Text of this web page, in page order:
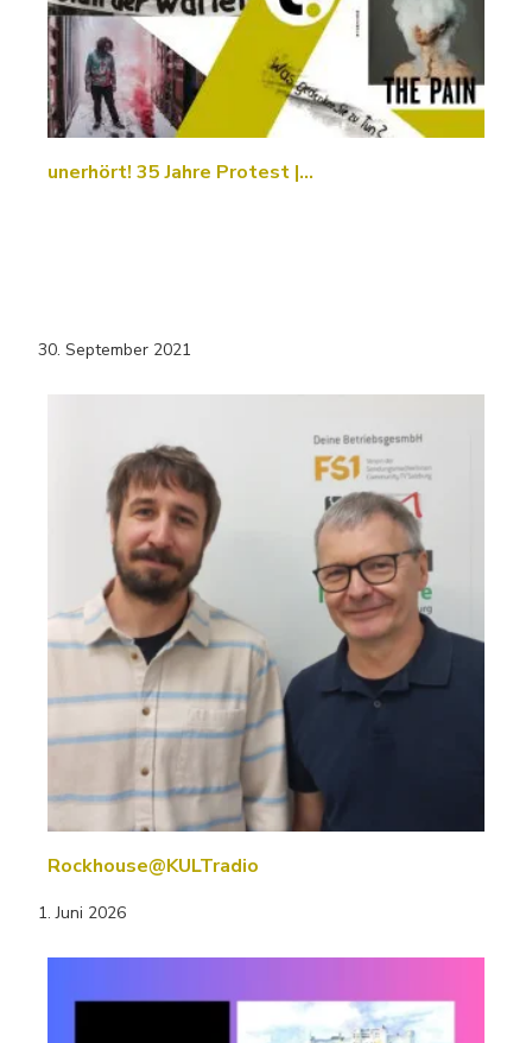
unerhört! 35 Jahre Protest |…
30. September 2021
Rockhouse@KULTradio
1. Juni 2026